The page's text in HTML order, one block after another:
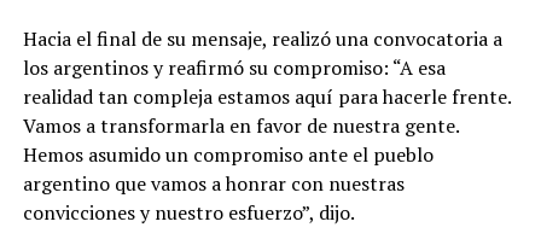
Hacia el final de su mensaje, realizó una convocatoria a
los argentinos y reafirmó su compromiso: “A esa
realidad tan compleja estamos aquí para hacerle frente.
Vamos a transformarla en favor de nuestra gente.
Hemos asumido un compromiso ante el pueblo
argentino que vamos a honrar con nuestras
convicciones y nuestro esfuerzo”, dijo.